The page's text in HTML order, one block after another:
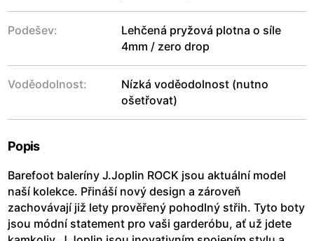
Podešev:
Lehčená pryžová plotna o síle
4mm / zero drop
Voděodolnost:
Nízká voděodolnost (nutno
ošetřovat)
Popis
Barefoot baleríny J.Joplin ROCK jsou aktuální model
naší kolekce. Přináší nový design a zároveň
zachovávají již lety prověřený pohodlný střih. Tyto boty
jsou módní statement pro vaši garderóbu, ať už jdete